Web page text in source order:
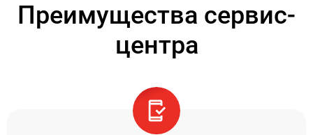
Преимущества сервис-
центра